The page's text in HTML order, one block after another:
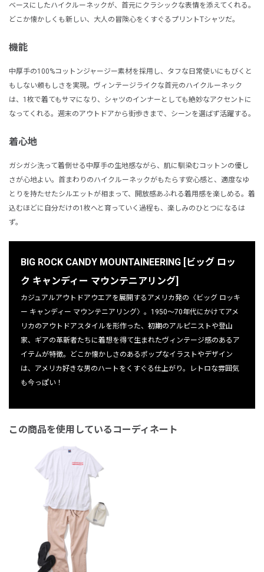
ベースにしたハイクルーネックが、首元にクラシックな表情を添えてくれる。
どこか懐かしくも新しい、大人の冒険心をくすぐるプリントTシャツだ。
機能
中厚手の100%コットンジャージー素材を採用し、タフな日常使いにもびくと
もしない頼もしさを実現。ヴィンテージライクな首元のハイクルーネック
は、1枚で着てもサマになり、シャツのインナーとしても絶妙なアクセントに
なってくれる。週末のアウトドアから街歩きまで、シーンを選ばず活躍する。
着心地
ガシガシ洗って着倒せる中厚手の生地感ながら、肌に馴染むコットンの優し
さが心地よい。首まわりのハイクルーネックがもたらす安心感と、適度なゆ
とりを持たせたシルエットが相まって、開放感あふれる着用感を楽しめる。着
込むほどに自分だけの1枚へと育っていく過程も、楽しみのひとつになるは
ず。
BIG ROCK CANDY MOUNTAINEERING [ビッグ ロッ
ク キャンディー マウンテニアリング]
カジュアルアウトドアウエアを展開するアメリカ発の〈ビッグ ロッキ
ー キャンディー マウンテニアリング〉。1950〜70年代にかけてアメ
リカのアウトドアスタイルを形作った、初期のアルピニストや登山
家、ギアの革新者たちに着想を得て生まれたヴィンテージ感のあるア
イテムが特徴。どこか懐かしさのあるポップなイラストやデザイン
は、アメリカ好きな男のハートをくすぐる仕上がり。レトロな雰囲気
も今っぽい！
この商品を使用しているコーディネート